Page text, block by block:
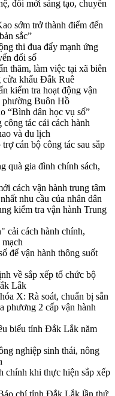
đổi mới sáng tạo, chuyển
sớm trở thành điểm đến
sắc”
thi đua đẩy mạnh ứng
đổi số
thăm, làm việc tại xã biên
cửa khẩu Đắk Ruê
kiểm tra hoạt động vận
phường Buôn Hồ
“Bình dân học vụ số”
tác cải cách hành
và du lịch
cán bộ công tác sau sắp
quà gia đình chính sách,
cách vận hành trung tâm
nhu cầu của nhân dân
kiểm tra vận hành Trung
cải cách hành chính,
để vận hành thông suốt
về sắp xếp tổ chức bộ
Lắk
X: Rà soát, chuẩn bị sẵn
phương 2 cấp vận hành
biểu tỉnh Đắk Lắk năm
nghiệp sinh thái, nông
chính khi thực hiện sắp xếp